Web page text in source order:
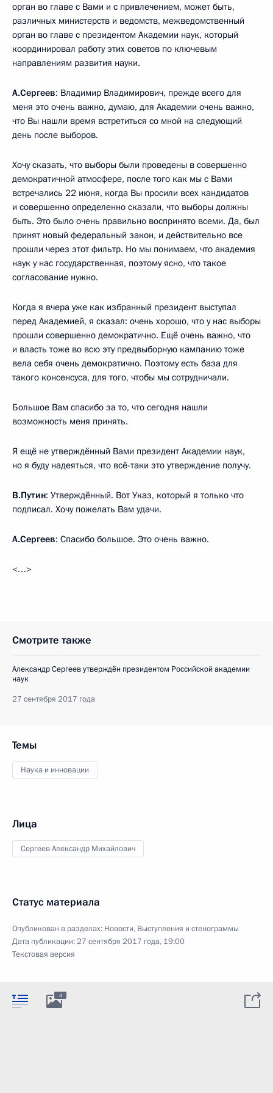
орган во главе с Вами и с привлечением, может быть,
различных министерств и ведомств, межведомственный
орган во главе с президентом Академии наук, который
координировал работу этих советов по ключевым
направлениям развития науки.
А.Сергеев: Владимир Владимирович, прежде всего для
меня это очень важно, думаю, для Академии очень важно,
что Вы нашли время встретиться со мной на следующий
день после выборов.
Хочу сказать, что выборы были проведены в совершенно
демократичной атмосфере, после того как мы с Вами
встречались 22 июня, когда Вы просили всех кандидатов
и совершенно определенно сказали, что выборы должны
быть. Это было очень правильно воспринято всеми. Да, был
принят новый федеральный закон, и действительно все
прошли через этот фильтр. Но мы понимаем, что академия
наук у нас государственная, поэтому ясно, что такое
согласование нужно.
Когда я вчера уже как избранный президент выступал
перед Академией, я сказал: очень хорошо, что у нас выборы
прошли совершенно демократично. Ещё очень важно, что
и власть тоже во всю эту предвыборную кампанию тоже
вела себя очень демократично. Поэтому есть база для
такого консенсуса, для того, чтобы мы сотрудничали.
Большое Вам спасибо за то, что сегодня нашли
возможность меня принять.
Я ещё не утверждённый Вами президент Академии наук,
но я буду надеяться, что всё-таки это утверждение получу.
В.Путин: Утверждённый. Вот Указ, который я только что
подписал. Хочу пожелать Вам удачи.
А.Сергеев: Спасибо большое. Это очень важно.
<…>
Смотрите также
Александр Сергеев утверждён президентом Российской академии
наук
27 сентября 2017 года
Темы
Наука и инновации
Лица
Сергеев Александр Михайлович
Статус материала
Опубликован в разделах: Новости, Выступления и стенограммы
Дата публикации:27 сентября 2017 года, 19:00
Текстовая версия
4